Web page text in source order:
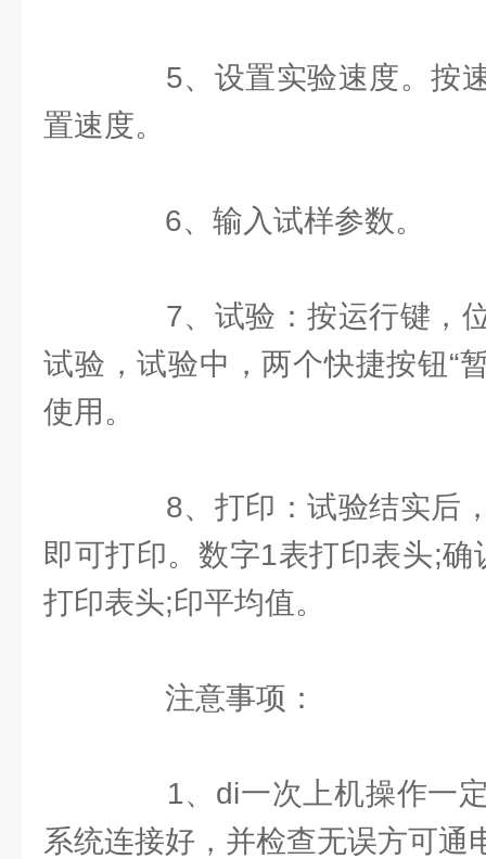
5、设置实验速度。按
置速度。
6、输入试样参数。
7、试验：按运行键，位
试验，试验中，两个快捷按钮“
使用。
8、打印：试验结实后
即可打印。数字1表打印表头;
打印表头;印平均值。
注意事项：
1、di一次上机操作一定
系统连接好，并检查无误方可通